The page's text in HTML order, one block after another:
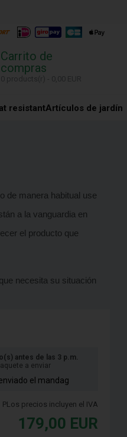
Carrito de
compras
resistantArtículos de jardín
de manera habitual use
a la vanguardia en
el producto que
necesita su situación
antes de las 3 p.m.
a enviar
el mandag
PLos precios incluyen el IVA
179,00 EUR